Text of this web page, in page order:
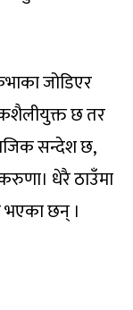
जोडिएर
छ तर
सन्देश छ,
करुणा। धेरै ठाउँमा
भएका छन् ।